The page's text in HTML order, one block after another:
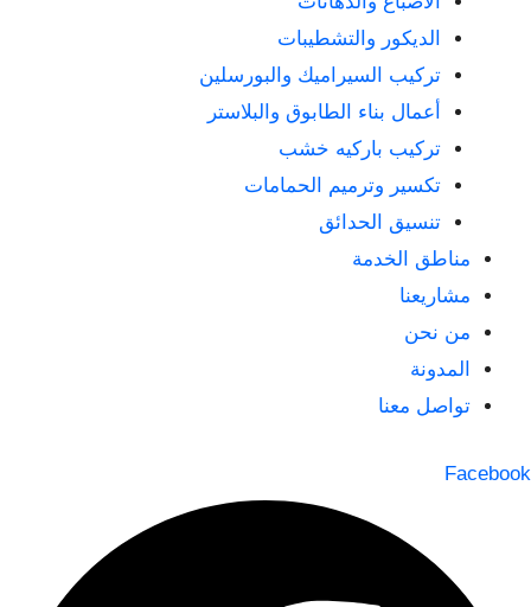
الديكور والتشطيبات
تركيب السيراميك والبورسلين
أعمال بناء الطابوق والبلاستر
تركيب باركيه خشب
تكسير وترميم الحمامات
تنسيق الحدائق
مناطق الخدمة
مشاريعنا
من نحن
المدونة
تواصل معنا
Facebook